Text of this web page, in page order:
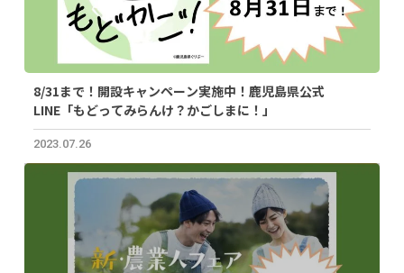
8/31まで！開設キャンペーン実施中！鹿児島県公式
LINE「もどってみらんけ？かごしまに！」
2023.07.26